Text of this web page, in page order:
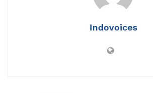
Indovoices